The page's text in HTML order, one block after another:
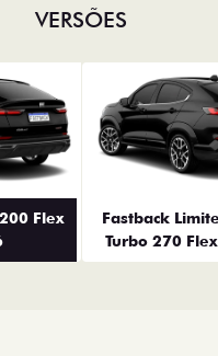
VERSÕES
Flex
Fastback
Turbo 270